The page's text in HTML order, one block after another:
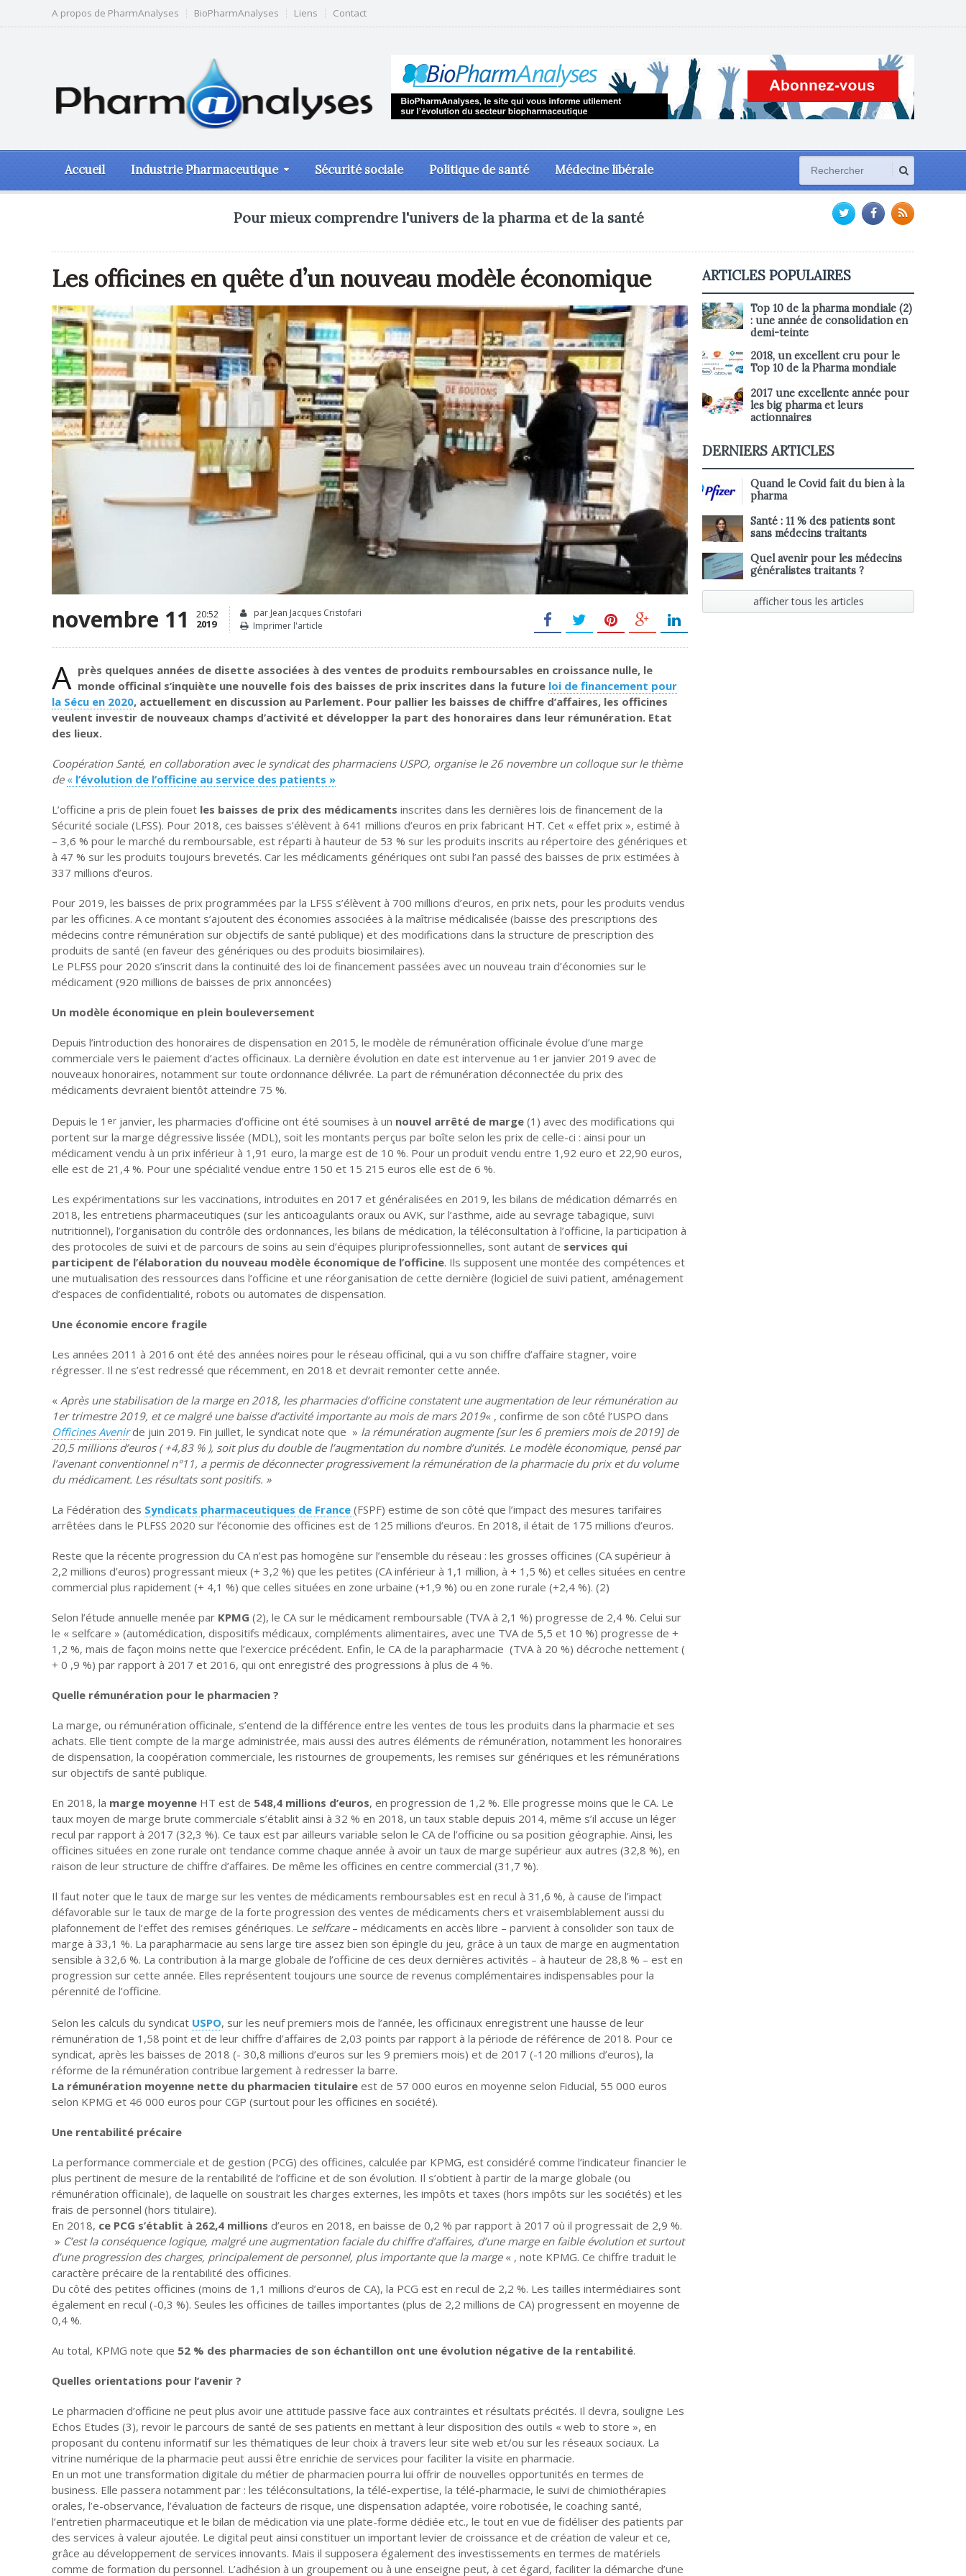
A propos de PharmAnalyses BioPharmAnalyses Liens Contact
Accueil Industrie Pharmaceutique Sécurité sociale Politique de santé Médecine libérale
Pour mieux comprendre l'univers de la pharma et de la santé
Les officines en quête d’un nouveau modèle économique
novembre 11 20:52
2019
par Jean Jacques Cristofari
Imprimer l'article
A près quelques années de disette associées à des ventes de produits remboursables en croissance nulle, le
monde officinal s’inquiète une nouvelle fois des baisses de prix inscrites dans la future loi de financement pour
la Sécu en 2020, actuellement en discussion au Parlement. Pour pallier les baisses de chiffre d’affaires, les officines
veulent investir de nouveaux champs d’activité et développer la part des honoraires dans leur rémunération. Etat
des lieux.
Coopération Santé, en collaboration avec le syndicat des pharmaciens USPO, organise le 26 novembre un colloque sur le thème
de « l’évolution de l’officine au service des patients »
L’officine a pris de plein fouet les baisses de prix des médicaments inscrites dans les dernières lois de financement de la
Sécurité sociale (LFSS). Pour 2018, ces baisses s’élèvent à 641 millions d’euros en prix fabricant HT. Cet « effet prix », estimé à
– 3,6 % pour le marché du remboursable, est réparti à hauteur de 53 % sur les produits inscrits au répertoire des génériques et
à 47 % sur les produits toujours brevetés. Car les médicaments génériques ont subi l’an passé des baisses de prix estimées à
337 millions d’euros.
Pour 2019, les baisses de prix programmées par la LFSS s’élèvent à 700 millions d’euros, en prix nets, pour les produits vendus
par les officines. A ce montant s’ajoutent des économies associées à la maîtrise médicalisée (baisse des prescriptions des
médecins contre rémunération sur objectifs de santé publique) et des modifications dans la structure de prescription des
produits de santé (en faveur des génériques ou des produits biosimilaires).
Le PLFSS pour 2020 s’inscrit dans la continuité des loi de financement passées avec un nouveau train d’économies sur le
médicament (920 millions de baisses de prix annoncées)
Un modèle économique en plein bouleversement
Depuis l’introduction des honoraires de dispensation en 2015, le modèle de rémunération officinale évolue d’une marge
commerciale vers le paiement d’actes officinaux. La dernière évolution en date est intervenue au 1er janvier 2019 avec de
nouveaux honoraires, notamment sur toute ordonnance délivrée. La part de rémunération déconnectée du prix des
médicaments devraient bientôt atteindre 75 %.
Depuis le 1 er janvier, les pharmacies d’officine ont été soumises à un nouvel arrêté de marge (1) avec des modifications qui
portent sur la marge dégressive lissée (MDL), soit les montants perçus par boîte selon les prix de celle-ci : ainsi pour un
médicament vendu à un prix inférieur à 1,91 euro, la marge est de 10 %. Pour un produit vendu entre 1,92 euro et 22,90 euros,
elle est de 21,4 %. Pour une spécialité vendue entre 150 et 15 215 euros elle est de 6 %.
Les expérimentations sur les vaccinations, introduites en 2017 et généralisées en 2019, les bilans de médication démarrés en
2018, les entretiens pharmaceutiques (sur les anticoagulants oraux ou AVK, sur l’asthme, aide au sevrage tabagique, suivi
nutritionnel), l’organisation du contrôle des ordonnances, les bilans de médication, la téléconsultation à l’officine, la participation à
des protocoles de suivi et de parcours de soins au sein d’équipes pluriprofessionnelles, sont autant de services qui
participent de l’élaboration du nouveau modèle économique de l’officine. Ils supposent une montée des compétences et
une mutualisation des ressources dans l’officine et une réorganisation de cette dernière (logiciel de suivi patient, aménagement
d’espaces de confidentialité, robots ou automates de dispensation.
Une économie encore fragile
Les années 2011 à 2016 ont été des années noires pour le réseau officinal, qui a vu son chiffre d’affaire stagner, voire
régresser. Il ne s’est redressé que récemment, en 2018 et devrait remonter cette année.
« Après une stabilisation de la marge en 2018, les pharmacies d’officine constatent une augmentation de leur rémunération au
1er trimestre 2019, et ce malgré une baisse d’activité importante au mois de mars 2019« , confirme de son côté l’USPO dans
Officines Avenirde juin 2019. Fin juillet, le syndicat note que » la rémunération augmente [sur les 6 premiers mois de 2019] de
20,5 millions d’euros ( +4,83 % ), soit plus du double de l’augmentation du nombre d’unités. Le modèle économique, pensé par
l’avenant conventionnel n°11, a permis de déconnecter progressivement la rémunération de la pharmacie du prix et du volume
du médicament. Les résultats sont positifs. »
La Fédération des Syndicats pharmaceutiques de France (FSPF) estime de son côté que l’im­pact des me­sures ta­ri­faires
arrêtées dans le PLFSS 2020 sur l’éco­no­mie des of­fi­cines est de 125 mil­lions d’eu­ros. En 2018, il était de 175 mil­lions d’eu­ros.
Reste que la récente progression du CA n’est pas homogène sur l’ensemble du réseau : les grosses officines (CA supérieur à
2,2 millions d’euros) progressant mieux (+ 3,2 %) que les petites (CA inférieur à 1,1 million, à + 1,5 %) et celles situées en centre
commercial plus rapidement (+ 4,1 %) que celles situées en zone urbaine (+1,9 %) ou en zone rurale (+2,4 %). (2)
Selon l’étude annuelle menée par KPMG (2), le CA sur le médicament remboursable (TVA à 2,1 %) progresse de 2,4 %. Celui sur
le « selfcare » (automédication, dispositifs médicaux, compléments alimentaires, avec une TVA de 5,5 et 10 %) progresse de +
1,2 %, mais de façon moins nette que l’exercice précédent. Enfin, le CA de la parapharmacie (TVA à 20 %) décroche nettement (
+ 0 ,9 %) par rapport à 2017 et 2016, qui ont enregistré des progressions à plus de 4 %.
Quelle rémunération pour le pharmacien ?
La marge, ou rémunération officinale, s’entend de la différence entre les ventes de tous les produits dans la pharmacie et ses
achats. Elle tient compte de la marge administrée, mais aussi des autres éléments de rémunération, notamment les honoraires
de dispensation, la coopération commerciale, les ristournes de groupements, les remises sur génériques et les rémunérations
sur objectifs de santé publique.
En 2018, la marge moyenne HT est de 548,4 millions d’euros, en progression de 1,2 %. Elle progresse moins que le CA. Le
taux moyen de marge brute commerciale s’établit ainsi à 32 % en 2018, un taux stable depuis 2014, même s’il accuse un léger
recul par rapport à 2017 (32,3 %). Ce taux est par ailleurs variable selon le CA de l’officine ou sa position géographie. Ainsi, les
officines situées en zone rurale ont tendance comme chaque année à avoir un taux de marge supérieur aux autres (32,8 %), en
raison de leur structure de chiffre d’affaires. De même les officines en centre commercial (31,7 %).
Il faut noter que le taux de marge sur les ventes de médicaments remboursables est en recul à 31,6 %, à cause de l’impact
défavorable sur le taux de marge de la forte progression des ventes de médicaments chers et vraisemblablement aussi du
plafonnement de l’effet des remises génériques. Le selfcare – médicaments en accès libre – parvient à consolider son taux de
marge à 33,1 %. La parapharmacie au sens large tire assez bien son épingle du jeu, grâce à un taux de marge en augmentation
sensible à 32,6 %. La contribution à la marge globale de l’officine de ces deux dernières activités – à hauteur de 28,8 % – est en
progression sur cette année. Elles représentent toujours une source de revenus complémentaires indispensables pour la
pérennité de l’officine.
Selon les calculs du syndicat USPO, sur les neuf premiers mois de l’année, les officinaux enregistrent une hausse de leur
rémunération de 1,58 point et de leur chiffre d’affaires de 2,03 points par rapport à la période de référence de 2018. Pour ce
syndicat, après les baisses de 2018 (- 30,8 millions d’euros sur les 9 premiers mois) et de 2017 (-120 millions d’euros), la
réforme de la rémunération contribue largement à redresser la barre.
La rémunération moyenne nette du pharmacien titulaire est de 57 000 euros en moyenne selon Fiducial, 55 000 euros
selon KPMG et 46 000 euros pour CGP (surtout pour les officines en société).
Une rentabilité précaire
La performance commerciale et de gestion (PCG) des officines, calculée par KPMG, est considéré comme l’indicateur financier le
plus pertinent de mesure de la rentabilité de l’officine et de son évolution. Il s’obtient à partir de la marge globale (ou
rémunération officinale), de laquelle on soustrait les charges externes, les impôts et taxes (hors impôts sur les sociétés) et les
frais de personnel (hors titulaire).
En 2018, ce PCG s’établit à 262,4 millions d’euros en 2018, en baisse de 0,2 % par rapport à 2017 où il progressait de 2,9 %.
» C’est la conséquence logique, malgré une augmentation faciale du chiffre d’affaires, d’une marge en faible évolution et surtout
d’une progression des charges, principalement de personnel, plus importante que la marge« , note KPMG. Ce chiffre traduit le
caractère précaire de la rentabilité des officines.
Du côté des petites officines (moins de 1,1 millions d’euros de CA), la PCG est en recul de 2,2 %. Les tailles intermédiaires sont
également en recul (-0,3 %). Seules les officines de tailles importantes (plus de 2,2 millions de CA) progressent en moyenne de
0,4 %.
Au total, KPMG note que 52 % des pharmacies de son échantillon ont une évolution négative de la rentabilité.
Quelles orientations pour l’avenir ?
Le pharmacien d’officine ne peut plus avoir une attitude passive face aux contraintes et résultats précités. Il devra, souligne Les
Echos Etudes (3), revoir le parcours de santé de ses patients en mettant à leur disposition des outils « web to store », en
proposant du contenu informatif sur les thématiques de leur choix à travers leur site web et/ou sur les réseaux sociaux. La
vitrine numérique de la pharmacie peut aussi être enrichie de services pour faciliter la visite en pharmacie.
En un mot une transformation digitale du métier de pharmacien pourra lui offrir de nouvelles opportunités en termes de
business. Elle passera notamment par : les téléconsultations, la télé-expertise, la télé-pharmacie, le suivi de chimiothérapies
orales, l’e-observance, l’évaluation de facteurs de risque, une dispensation adaptée, voire robotisée, le coaching santé,
l’entretien pharmaceutique et le bilan de médication via une plate-forme dédiée etc., le tout en vue de fidéliser des patients par
des services à valeur ajoutée. Le digital peut ainsi constituer un important levier de croissance et de création de valeur et ce,
grâce au développement de services innovants. Mais il supposera également des investissements en termes de matériels
comme de formation du personnel. L’adhésion à un groupement ou à une enseigne peut, à cet égard, faciliter la démarche d’une
ARTICLES POPULAIRES
Top 10 de la pharma mondiale (2)
: une année de consolidation en
demi-teinte
2018, un excellent cru pour le
Top 10 de la Pharma mondiale
2017 une excellente année pour
les big pharma et leurs
actionnaires
DERNIERS ARTICLES
Quand le Covid fait du bien à la
pharma
Santé : 11 % des patients sont
sans médecins traitants
Quel avenir pour les médecins
généralistes traitants ?
afficher tous les articles